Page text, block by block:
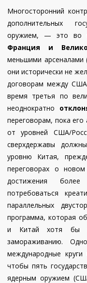
Многосторонний
дополнительных
оружием, — это во
Франция и
меньшими арсеналами
они исторически не
договорам между США
время третья по
неоднократно
переговорам, пока
от уровней США/
сверхдержавы
уровню Китая,
переговорах о
достижения
потребоваться
параллельных
программа, которая
и Китай хотя бы к
замораживанию.
международные
чтобы пять
ядерным оружием